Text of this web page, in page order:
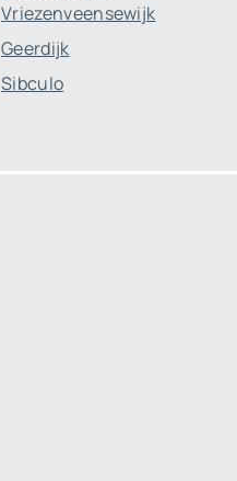
Vriezenveensewijk
Geerdijk
Sibculo